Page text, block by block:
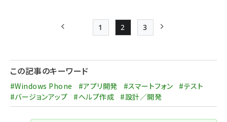
送
り
前ページ Page
1
Page
2
Page
3
この記事のキーワード
#Windows Phone #アプリ開発 #スマートフォン
#テスト
#バージョンアップ
#ヘルプ作成 #設計／開発